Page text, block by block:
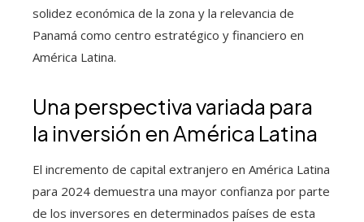
solidez económica de la zona y la relevancia de
Panamá como centro estratégico y financiero en
América Latina.
Una perspectiva variada para
la inversión en América Latina
El incremento de capital extranjero en América Latina
para 2024 demuestra una mayor confianza por parte
de los inversores en determinados países de esta